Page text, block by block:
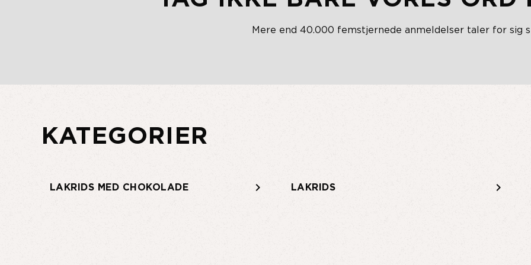
Mere end 40.000 femstjernede anmeldelser taler for sig
KATEGORIER
LAKRIDS keyboard_arrow_right LIMITED EDITIONS keyboard_arrow_right